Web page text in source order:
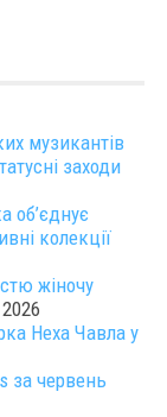
музикантів
заходи
об’єднує
колекції
жіночу
Неха Чавла у
за червень